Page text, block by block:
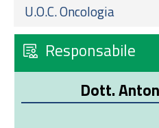
U.O.C. Oncologia
Responsabile
Dott.